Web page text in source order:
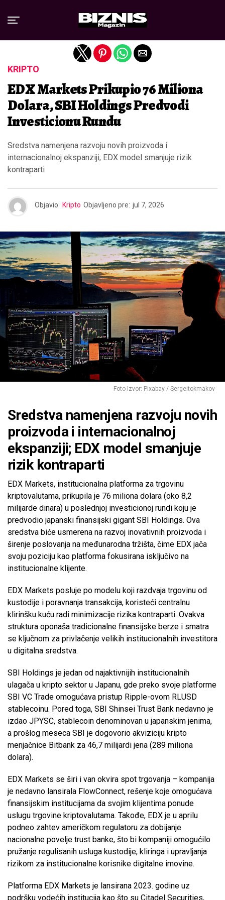
KRIPTO
EDX Markets Prikupio 76 Miliona
Dolara, SBI Holdings Predvodi
Investicionu Rundu
Sredstva namenjena razvoju novih proizvoda i
internacionalnoj ekspanziji; EDX model smanjuje rizik
kontraparti
Objavio: Kripto Objavljeno pre: jul 7, 2026
Foto Izvor: Pixabay / Sergeitokmakov
Sredstva namenjena razvoju novih
proizvoda i internacionalnoj
ekspanziji; EDX model smanjuje
rizik kontraparti
EDX Markets, institucionalna platforma za trgovinu
kriptovalutama, prikupila je 76 miliona dolara (oko 8,2
milijarde dinara) u poslednjoj investicionoj rundi koju je
predvodio japanski finansijski gigant SBI Holdings. Ova
sredstva biće usmerena na razvoj inovativnih proizvoda i
širenje poslovanja na međunarodna tržišta, čime EDX jača
svoju poziciju kao platforma fokusirana isključivo na
institucionalne klijente.
EDX Markets posluje po modelu koji razdvaja trgovinu od
kustodije i poravnanja transakcija, koristeći centralnu
klirinšku kuću radi minimizacije rizika kontraparti. Ovakva
struktura oponaša tradicionalne finansijske berze i smatra
se ključnom za privlačenje velikih institucionalnih investitora
u digitalna sredstva.
SBI Holdings je jedan od najaktivnijih institucionalnih
ulagača u kripto sektor u Japanu, gde preko svoje platforme
SBI VC Trade omogućava pristup Ripple-ovom RLUSD
stablecoinu. Pored toga, SBI Shinsei Trust Bank nedavno je
izdao JPYSC, stablecoin denominovan u japanskim jenima,
a prošlog meseca SBI je dogovorio akviziciju kripto
menjačnice Bitbank za 46,7 milijardi jena (289 miliona
dolara).
EDX Markets se širi i van okvira spot trgovanja – kompanija
je nedavno lansirala FlowConnect, rešenje koje omogućava
finansijskim institucijama da svojim klijentima ponude
uslugu trgovine kriptovalutama. Takođe, EDX je u aprilu
podneo zahtev američkom regulatoru za dobijanje
nacionalne povelje trust banke, što bi kompaniji omogućilo
pružanje regulisanih usluga kustodije, kliringa i upravljanja
rizikom za institucionalne korisnike digitalne imovine.
Platforma EDX Markets je lansirana 2023. godine uz
podršku vodećih institucija kao što su Citadel Securities,
Exit mobile version